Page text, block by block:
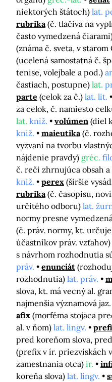
niektorých štátoch) lat.
rubrika (č. tlačiva na
často vymedzená
(známa č. sveta, v
(ucelená samostatná č.
tenise, volejbale a pod.)
častiach, postupne) lat.
parte (celok za č.) lat. lit.
za celok, č. namiesto
lat. kniž. volúmen (diel
kniž.
maieutika (č.
vyzvaní na tvorbu
nájdenie pravdy) gréc.
č. reči zhrnujúca obsah
kniž.
perex (širšie
rubrika (č. časopisu,
určitého odboru) lat.
normy presne
(č. práv. normy, kt.
účastníkov práv. vzťahov)
s návrhom rozhodnutia
práv.
enunciát
rozhodnutia) lat. práv.
slova, kt. má vecný al.
najmenšia významová
afix (morféma stojaca
al. v ňom) lat. lingv.
pred koreňom slova,
(prefix v ír. priezviskách
zamestnania otca) ír.
koreňa slova) lat. lingv.